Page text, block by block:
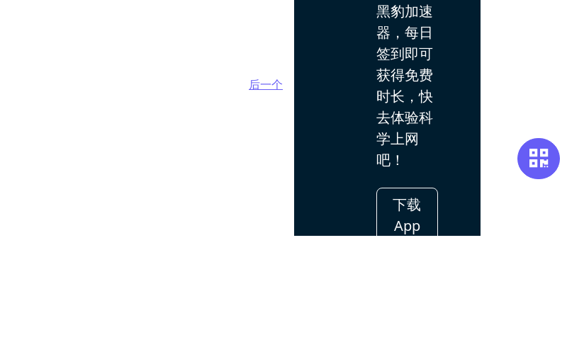
后一个
黑豹加速
器，每日
签到即可
获得免费
时长，快
去体验科
学上网
吧！
下载
App